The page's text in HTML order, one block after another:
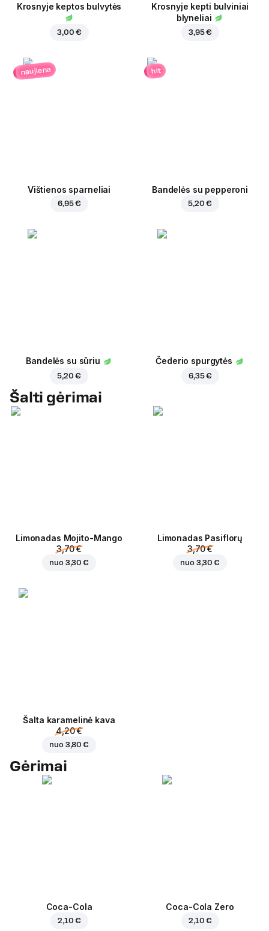
Krosnyje keptos bulvytės
3,00 €
Krosnyje kepti bulviniai
blyneliai
3,95 €
naujiena
Vištienos sparneliai
6,95 €
hit
Bandelės su pepperoni
5,20 €
Bandelės su sūriu
5,20 €
Čederio spurgytės
6,35 €
Šalti gėrimai
Limonadas Mojito-Mango
3,70 €
nuo 3,30 €
Limonadas Pasiflorų
3,70 €
nuo 3,30 €
Šalta karamelinė kava
4,20 €
nuo 3,80 €
Gėrimai
Coca-Cola
2,10 €
Coca-Cola Zero
2,10 €